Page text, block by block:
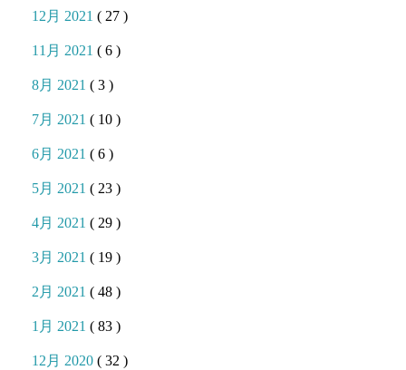
12月 2021( 27 )
11月 2021( 6 )
8月 2021( 3 )
7月 2021( 10 )
6月 2021( 6 )
5月 2021( 23 )
4月 2021( 29 )
3月 2021( 19 )
2月 2021( 48 )
1月 2021( 83 )
12月 2020( 32 )